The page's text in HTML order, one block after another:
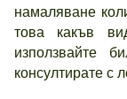
намаляване
това какъв
използвайте
консултирате с